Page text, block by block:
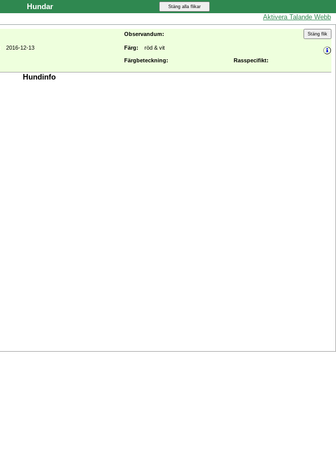
Hundar
Aktivera Talande Webb
Observandum:
2016-12-13 Färg: röd & vit
Färgbeteckning:
Rasspecifikt:
Hundinfo